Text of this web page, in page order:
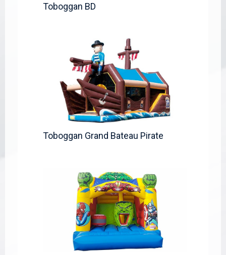
Toboggan BD
Toboggan Grand Bateau Pirate